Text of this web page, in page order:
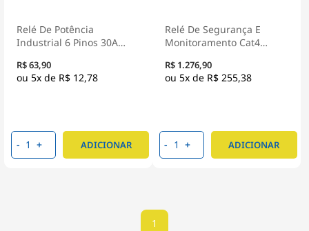
Relé De Potência
Industrial 6 Pinos 30A
Schneider Electric
R$ 63,90
5x de R$ 12,78
- + ADICIONAR
Relé De Segurança E
Monitoramento Cat4
Schneider Electric
R$ 1.276,90
5x de R$ 255,38
- + ADICIONAR
1